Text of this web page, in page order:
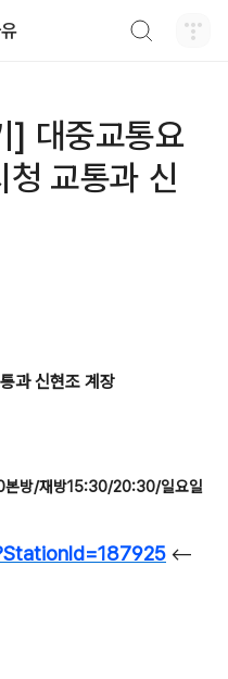
] 대중교통요
교통과 신
과 신현조 계장
방/재방15:30/20:30/일요일
<--